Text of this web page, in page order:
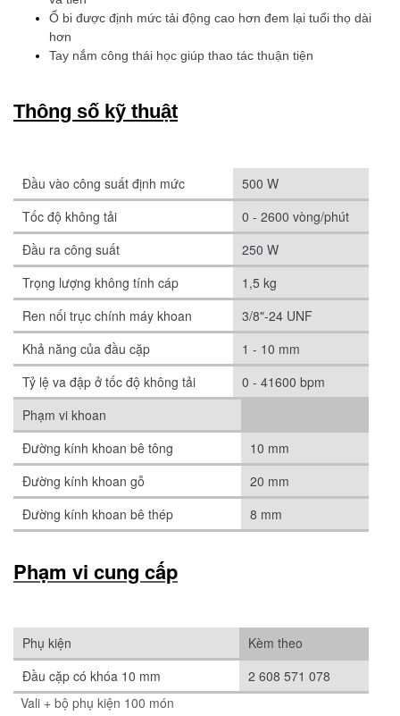
Ổ bi được định mức tải động cao hơn đem lại tuổi thọ dài
hơn
Tay nắm công thái học giúp thao tác thuận tiện
Thông số kỹ thuật
Đầu vào công suất định mức
500 W
Tốc độ không tải
0 - 2600 vòng/phút
Đầu ra công suất
250 W
Trọng lượng không tính cáp
1,5 kg
Ren nối trục chính máy khoan
3/8"-24 UNF
Khả năng của đầu cặp
1 - 10 mm
Tỷ lệ va đập ở tốc độ không tải
0 - 41600 bpm
Phạm vi khoan
Đường kính khoan bê tông
10 mm
Đường kính khoan gỗ
20 mm
Đường kính khoan bê thép
8 mm
Phạm vi cung cấp
Phụ kiện
Kèm theo
Đầu cặp có khóa 10 mm
2 608 571 078
Vali + bộ phụ kiện 100 món